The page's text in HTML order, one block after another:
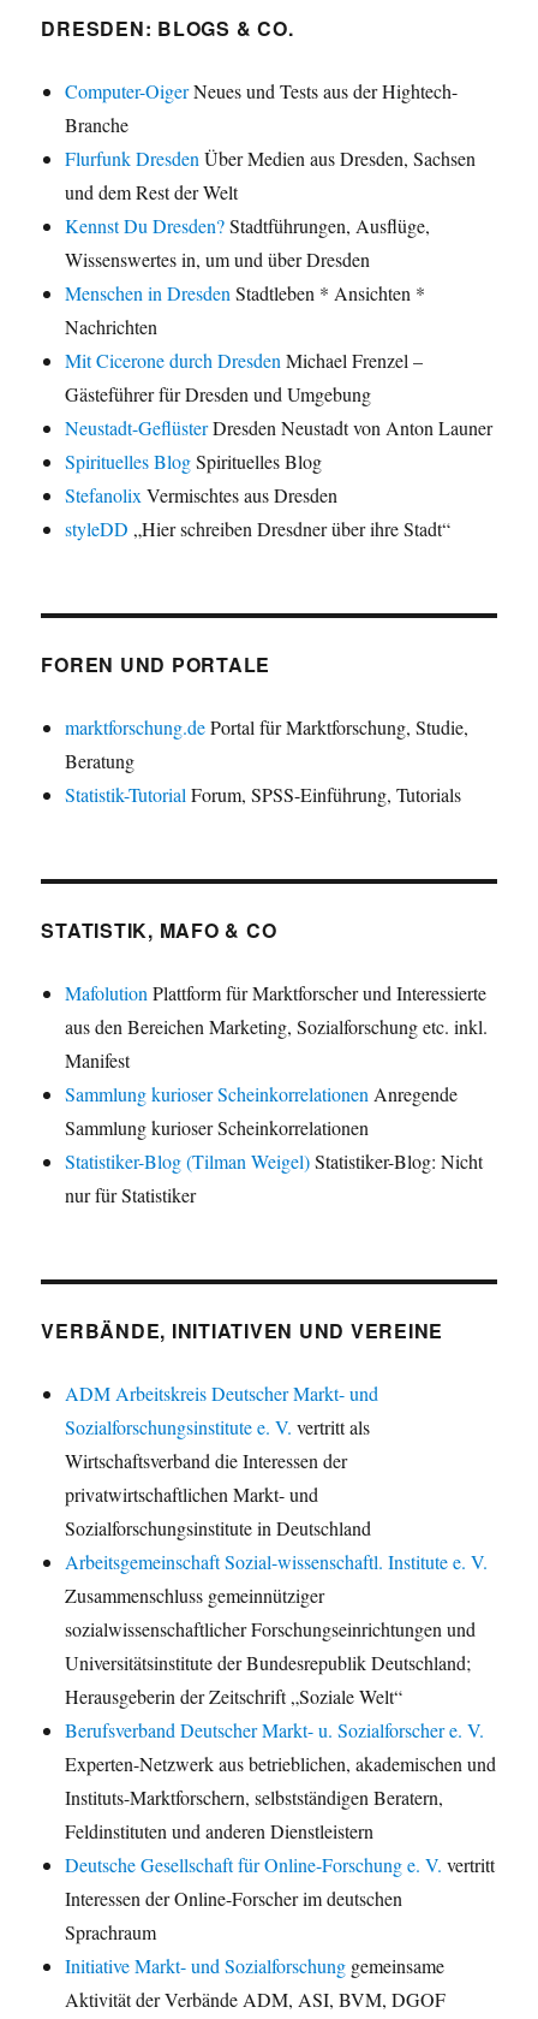
DRESDEN: BLOGS & CO.
Computer-OigerNeues und Tests aus der Hightech-
Branche
Flurfunk Dresden Über Medien aus Dresden, Sachsen
und dem Rest der Welt
Kennst Du Dresden?Stadtführungen, Ausflüge,
Wissenswertes in, um und über Dresden
Menschen in Dresden Stadtleben * Ansichten *
Nachrichten
Mit Cicerone durch Dresden Michael Frenzel –
Gästeführer für Dresden und Umgebung
Neustadt-GeflüsterDresden Neustadt von Anton Launer
Spirituelles BlogSpirituelles Blog
Stefanolix Vermischtes aus Dresden
styleDD „Hier schreiben Dresdner über ihre Stadt“
FOREN UND PORTALE
marktforschung.dePortal für Marktforschung, Studie,
Beratung
Statistik-Tutorial Forum, SPSS-Einführung, Tutorials
STATISTIK, MAFO & CO
Mafolution Plattform für Marktforscher und Interessierte
aus den Bereichen Marketing, Sozialforschung etc. inkl.
Manifest
Sammlung kurioser Scheinkorrelationen Anregende
Sammlung kurioser Scheinkorrelationen
Statistiker-Blog (Tilman Weigel)Statistiker-Blog: Nicht
nur für Statistiker
VERBÄNDE, INITIATIVEN UND VEREINE
ADM Arbeitskreis Deutscher Markt- und
Sozialforschungsinstitute e. V. vertritt als
Wirtschaftsverband die Interessen der
privatwirtschaftlichen Markt- und
Sozialforschungsinstitute in Deutschland
Arbeitsgemeinschaft Sozial-wissenschaftl. Institute e. V.
Zusammenschluss gemeinnütziger
sozialwissenschaftlicher Forschungseinrichtungen und
Universitätsinstitute der Bundesrepublik Deutschland;
Herausgeberin der Zeitschrift „Soziale Welt“
Berufsverband Deutscher Markt- u. Sozialforscher e. V.
Experten-Netzwerk aus betrieblichen, akademischen und
Instituts-Marktforschern, selbstständigen Beratern,
Feldinstituten und anderen Dienstleistern
Deutsche Gesellschaft für Online-Forschung e. V. vertritt
Interessen der Online-Forscher im deutschen
Sprachraum
Initiative Markt- und Sozialforschung gemeinsame
Aktivität der Verbände ADM, ASI, BVM, DGOF